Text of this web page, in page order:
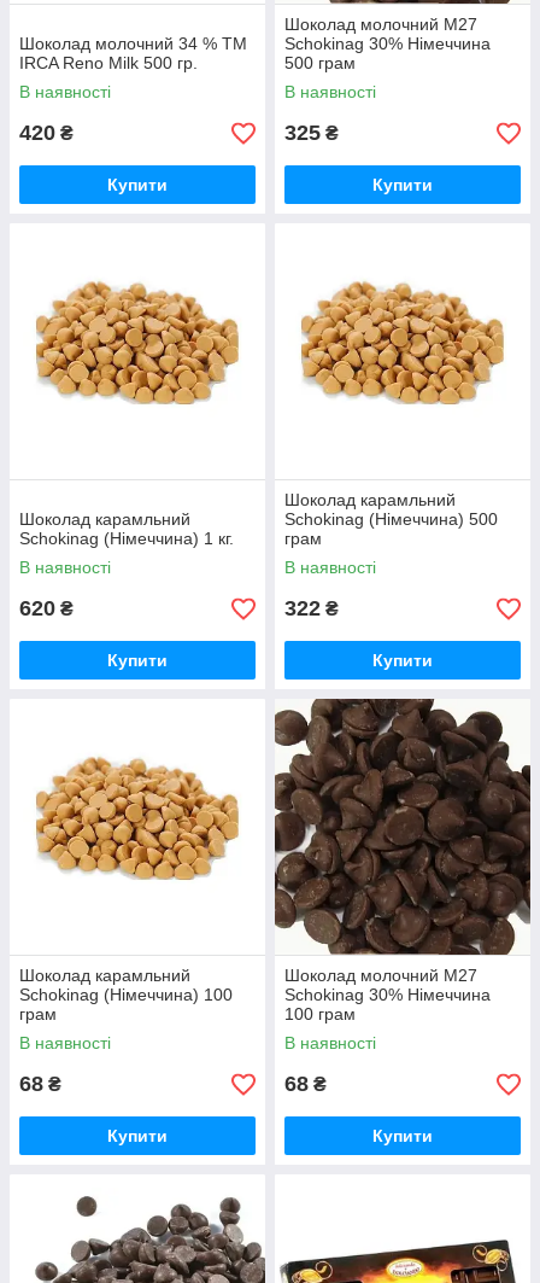
Шоколад молочний 34 % TM
IRCA Reno Milk 500 гр.
В наявності
420 ₴
Купити
Шоколад молочний M27
Schokinag 30% Німеччина
500 грам
В наявності
325 ₴
Купити
Шоколад карамльний
Schokinag (Німеччина) 1 кг.
В наявності
620 ₴
Купити
Шоколад карамльний
Schokinag (Німеччина) 500
грам
В наявності
322 ₴
Купити
Шоколад карамльний
Schokinag (Німеччина) 100
грам
В наявності
68 ₴
Купити
Шоколад молочний M27
Schokinag 30% Німеччина
100 грам
В наявності
68 ₴
Купити